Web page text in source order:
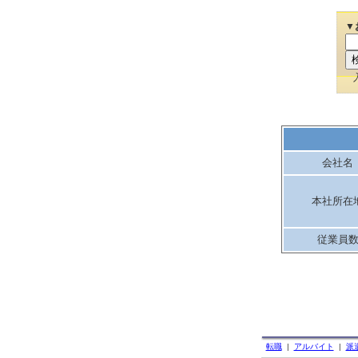
▼
会社名
本社所在
従業員数
転職| アルバイト | 派